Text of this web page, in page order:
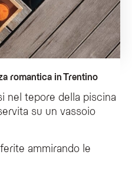
romantica in Trentino
nel tepore della piscina
su un vassoio
ammirando le